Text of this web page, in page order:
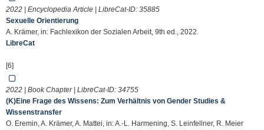
2022 | Encyclopedia Article | LibreCat-ID: 35885
Sexuelle Orientierung
A. Krämer, in: Fachlexikon der Sozialen Arbeit, 9th ed., 2022.
LibreCat
[6]
2022 | Book Chapter | LibreCat-ID: 34755
(K)Eine Frage des Wissens: Zum Verhältnis von Gender Studies &
Wissenstransfer
O. Eremin, A. Krämer, A. Mattei, in: A.-L. Harmening, S. Leinfellner, R. Meier